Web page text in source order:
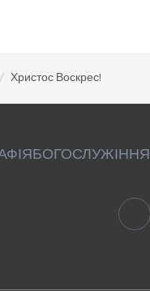
Христос Воскрес!
БОГОСЛУЖІННЯ